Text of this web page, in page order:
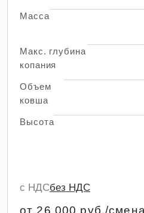
Масса
Макс. глубина
копания
Объем
ковша
Высота
с НДСбез НДС
от 26 000 руб./смена